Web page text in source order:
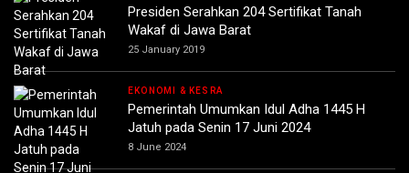
Presiden Serahkan 204 Sertifikat Tanah
Wakaf di Jawa Barat
25 January 2019
EKONOMI & KESRA
Pemerintah Umumkan Idul Adha 1445 H
Jatuh pada Senin 17 Juni 2024
8 June 2024